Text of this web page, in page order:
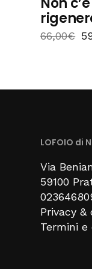
66,00€
LOFOIO di
Via
59100
Privacy &
Termini e